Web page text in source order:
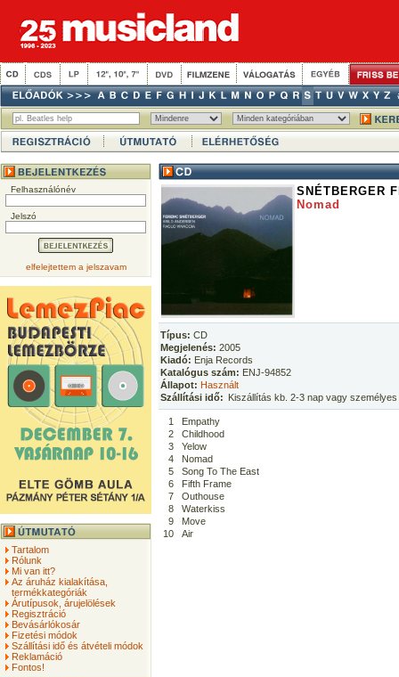
Felhasználónév
Jelszó
elfelejtettem a jelszavam
Tartalom
Rólunk
Mi van itt?
Az áruház kialakítása,
termékkategóriák
Árutípusok, árujelölések
Regisztráció
Bevásárlókosár
Fizetési módok
Szállítási idő és átvételi módok
Reklamáció
Fontos!
SNÉTBERGER
Nomad
Típus: CD
Megjelenés: 2005
Kiadó: Enja Records
Katalógus szám: ENJ-94852
Állapot: Használt
Szállítási idő: Kiszállítás kb. 2-3 nap vagy
1
Empathy
2
Childhood
3
Yelow
4
Nomad
5
Song To The East
6
Fifth Frame
7
Outhouse
8
Waterkiss
9
Move
10
Air